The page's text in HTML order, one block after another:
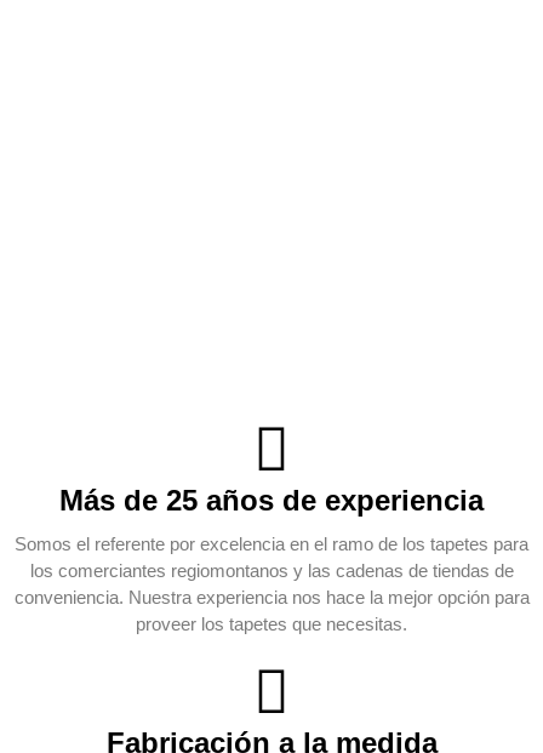
Más de 25 años de experiencia
Somos el referente por excelencia en el ramo de los tapetes para
los comerciantes regiomontanos y las cadenas de tiendas de
conveniencia. Nuestra experiencia nos hace la mejor opción para
proveer los tapetes que necesitas.
Fabricación a la medida